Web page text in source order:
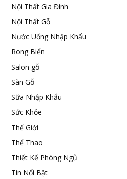
Nội Thất Gia Đình
Nội Thất Gỗ
Nước Uống Nhập Khẩu
Rong Biển
Salon gỗ
Sàn Gỗ
Sữa Nhập Khẩu
Sức Khỏe
Thế Giới
Thể Thao
Thiết Kế Phòng Ngủ
Tin Nổi Bật